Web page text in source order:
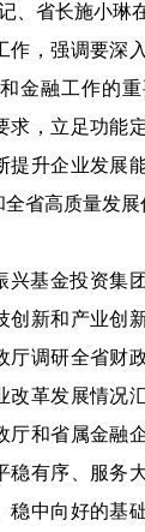
、省长施小琳
作，强调要深
金融工作的
求，立足功能
提升企业发展
省高质量发展
兴基金投资集
创新和产业创
厅调研全省财
改革发展情况
和省属金融
稳有序、服务
稳中向好的基